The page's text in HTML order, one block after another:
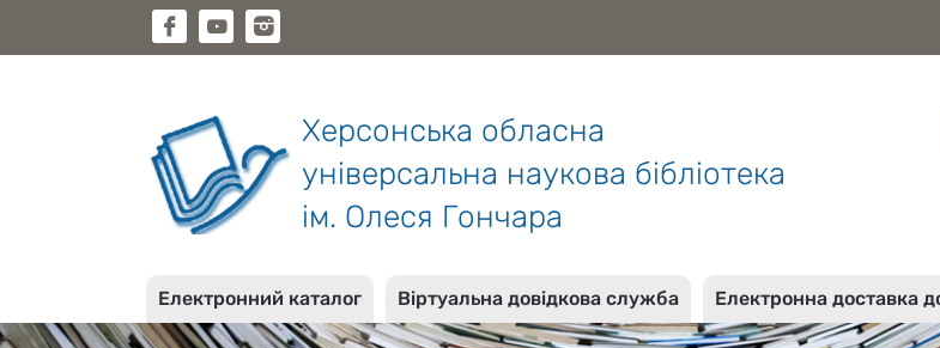
Херсонська обласна
універсальна наукова бібліотека
ім. Олеся Гончара
Електронний каталог Віртуальна довідкова служба Електронна доставка